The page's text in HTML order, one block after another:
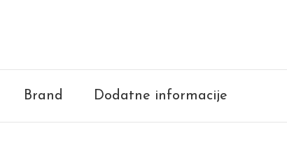
Brand Dodatne informacije